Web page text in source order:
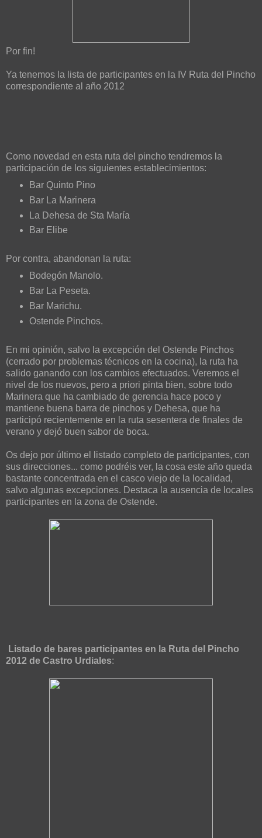
Por fin!
Ya tenemos la lista de participantes en la IV Ruta del Pincho
correspondiente al año 2012
Como novedad en esta ruta del pincho tendremos la
participación de los siguientes establecimientos:
Bar Quinto Pino
Bar La Marinera
La Dehesa de Sta María
Bar Elibe
Por contra, abandonan la ruta:
Bodegón Manolo.
Bar La Peseta.
Bar Marichu.
Ostende Pinchos.
En mi opinión, salvo la excepción del Ostende Pinchos
(cerrado por problemas técnicos en la cocina), la ruta ha
salido ganando con los cambios efectuados. Veremos el
nivel de los nuevos, pero a priori pinta bien, sobre todo
Marinera que ha cambiado de gerencia hace poco y
mantiene buena barra de pinchos y Dehesa, que ha
participó recientemente en la ruta sesentera de finales de
verano y dejó buen sabor de boca.
Os dejo por último el listado completo de participantes, con
sus direcciones... como podréis ver, la cosa este año queda
bastante concentrada en el casco viejo de la localidad,
salvo algunas excepciones. Destaca la ausencia de locales
participantes en la zona de Ostende.
Listado de bares participantes en la Ruta del Pincho
2012 de Castro Urdiales: